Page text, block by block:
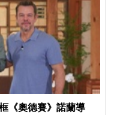
《奧德賽》諾蘭導